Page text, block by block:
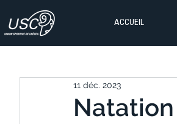
ACCUEIL
11 déc. 2023